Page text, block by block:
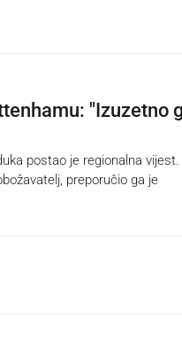
"Izuzetno
postao je regionalna vijest.
preporučio ga je